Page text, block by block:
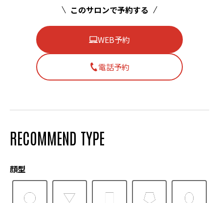
このサロンで予約する
WEB予約
電話予約
RECOMMEND TYPE
顔型